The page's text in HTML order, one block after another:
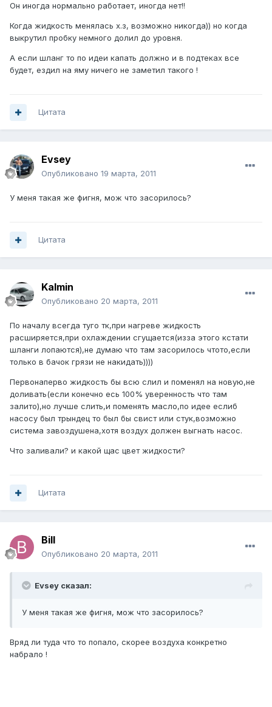
Он иногда нормально работает, иногда нет!!
Когда жидкость менялась х.з, возможно никогда)) но когда
выкрутил пробку немного долил до уровня.
А если шланг то по идеи капать должно и в подтеках все
будет, ездил на яму ничего не заметил такого !
Цитата
Evsey
Опубликовано 19 марта, 2011
У меня такая же фигня, мож что засорилось?
Цитата
Kalmin
Опубликовано 20 марта, 2011
По началу всегда туго тк,при нагреве жидкость
расширяется,при охлаждении сгущается(изза этого кстати
шланги лопаются),не думаю что там засорилось чтото,если
только в бачок грязи не накидать))))
Первонаперво жидкость бы всю слил и поменял на новую,не
доливать(если конечно есь 100% уверенность что там
залито),но лучше слить,и поменять масло,по идее еслиб
насосу был трындец то был бы свист или стук,возможно
система завоздушена,хотя воздух должен выгнать насос.
Что заливали? и какой щас цвет жидкости?
Цитата
Bill
Опубликовано 20 марта, 2011
Evsey сказал:
У меня такая же фигня, мож что засорилось?
Вряд ли туда что то попало, скорее воздуха конкретно
набрало !